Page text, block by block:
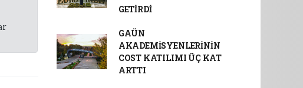
GETİRDİ
GAÜN
AKADEMİSYENLERİNİN
COST KATILIMI ÜÇ KAT
ARTTI